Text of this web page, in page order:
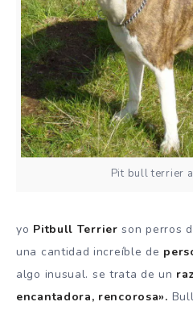
Pit bull terrier
yo Pitbull Terrier son perros
una cantidad increíble de
algo inusual. se trata de un
encantadora, rencorosa».